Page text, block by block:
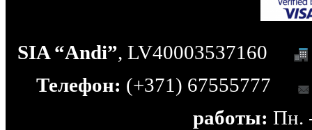
SIA “Andi”, LV40003537160
Телефон: (+371) 67555777
работы: Пн.